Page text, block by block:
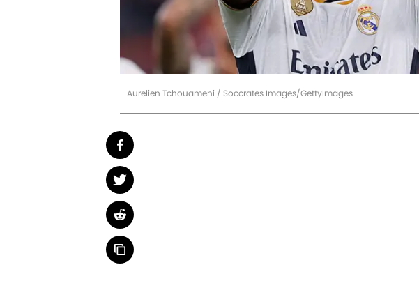
Aurelien Tchouameni / Soccrates Images/GettyImages